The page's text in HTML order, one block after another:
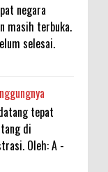
negara
masih terbuka.
selesai.
tepat
di
Oleh: A -